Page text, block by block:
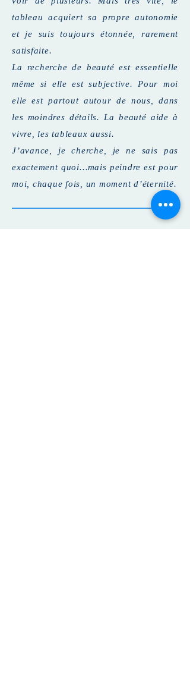
tableau acquiert sa propre autonomie
et je suis toujours étonnée, rarement
satisfaite.
La recherche de beauté est essentielle
même si elle est subjective. Pour moi
elle est partout autour de nous, dans
les moindres détails. La beauté aide à
vivre, les tableaux aussi.
J’avance, je cherche, je ne sais pas
exactement quoi…mais peindre est pour
moi, chaque fois, un moment d’éternité.